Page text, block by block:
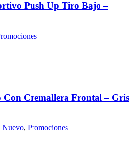
Push Up Tiro Bajo –
Con Cremallera Frontal – Gris
Nuevo, Promociones